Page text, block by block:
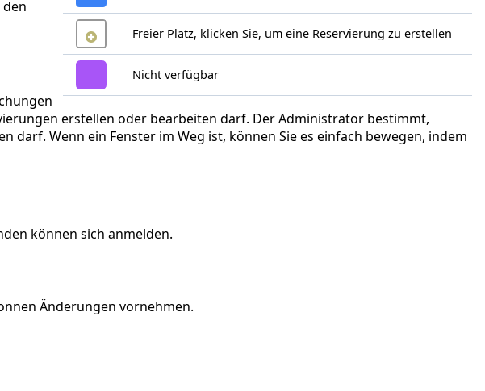
Freier Platz, klicken Sie, um eine Reservierung zu erstellen
Nicht verfügbar
erstellen oder bearbeiten darf. Der Administrator bestimmt,
Wenn ein Fenster im Weg ist, können Sie es einfach bewegen, indem
können sich anmelden.
Änderungen vornehmen.